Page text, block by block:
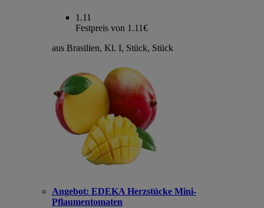
1.11
Festpreis von 1.11€
aus Brasilien, Kl. I, Stück, Stück
Angebot: EDEKA Herzstücke Mini-
Pflaumentomaten